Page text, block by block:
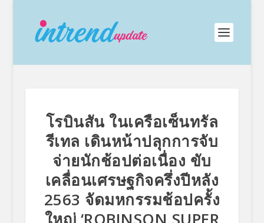
โรบินสัน ในเครือเซ็นทรัล
รีเทล เดินหน้าปลุกการจับ
จ่ายนักช้อปต่อเนื่อง ขับ
เคลื่อนเศรษฐกิจครึ่งปีหลัง
2563 จัดมหกรรมช้อปครั้ง